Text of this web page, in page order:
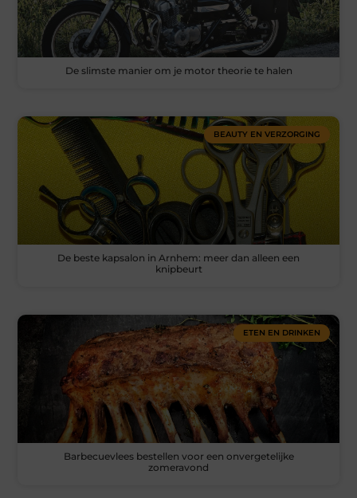
De slimste manier om je motor theorie te halen
BEAUTY EN VERZORGING
De beste kapsalon in Arnhem: meer dan alleen een
knipbeurt
ETEN EN DRINKEN
Barbecuevlees bestellen voor een onvergetelijke
zomeravond